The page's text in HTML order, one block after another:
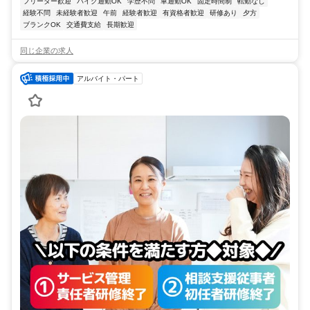
経験不問
未経験者歓迎 午前 経験者歓迎 有資格者歓迎 研修あり
夕方
ブランクOK
交通費支給 長期歓迎
同じ企業の求人
アルバイト・パート